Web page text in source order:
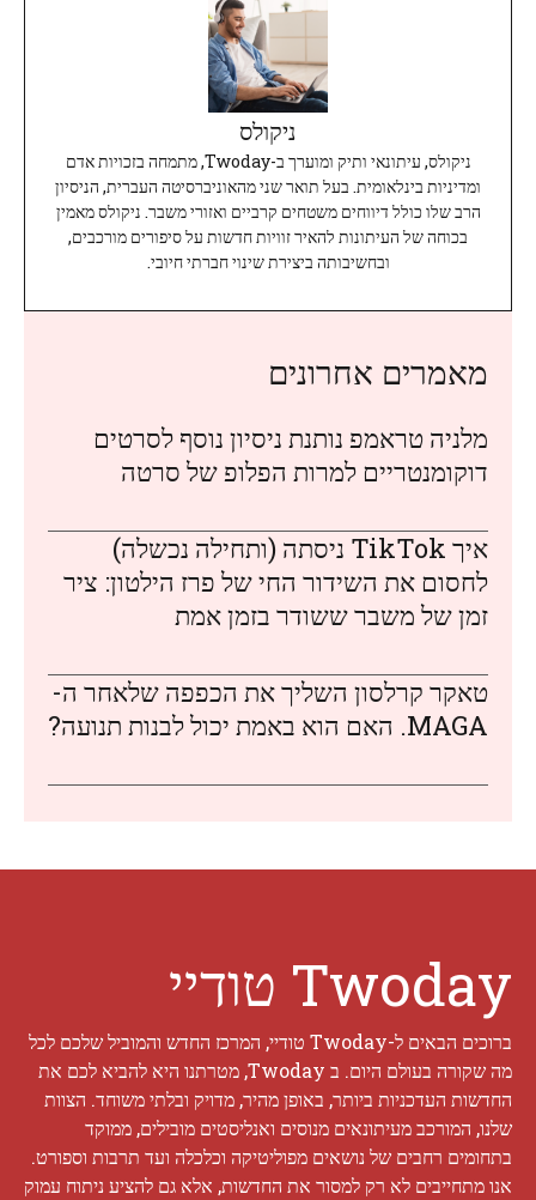
ניקולס
ניקולס, עיתונאי ותיק ומוערך ב-Twoday, מתמחה בזכויות אדם
ומדיניות בינלאומית. בעל תואר שני מהאוניברסיטה העברית, הניסיון
הרב שלו כולל דיווחים משטחים קרביים ואזורי משבר. ניקולס מאמין
בכוחה של העיתונות להאיר זוויות חדשות על סיפורים מורכבים,
ובחשיבותה ביצירת שינוי חברתי חיובי.
מאמרים אחרונים
מלניה טראמפ נותנת ניסיון נוסף לסרטים
דוקומנטריים למרות הפלופ של סרטה
איך TikTok ניסתה (ותחילה נכשלה)
לחסום את השידור החי של פרז הילטון: ציר
זמן של משבר ששודר בזמן אמת
טאקר קרלסון השליך את הכפפה שלאחר ה-
MAGA. האם הוא באמת יכול לבנות תנועה?
Twoday טודיי
ברוכים הבאים ל-Twoday טודיי, המרכז החדש והמוביל שלכם לכל
מה שקורה בעולם היום. ב Twoday, מטרתנו היא להביא לכם את
החדשות העדכניות ביותר, באופן מהיר, מדויק ובלתי משוחד. הצוות
שלנו, המורכב מעיתונאים מנוסים ואנליסטים מובילים, ממוקד
בתחומים רחבים של נושאים מפוליטיקה וכלכלה ועד תרבות וספורט.
אנו מתחייבים לא רק למסור את החדשות, אלא גם להציע ניתוח עמוק